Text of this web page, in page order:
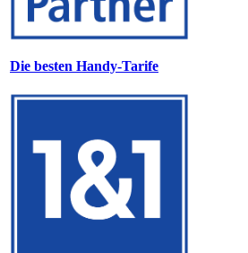
Die besten Handy-Tarife